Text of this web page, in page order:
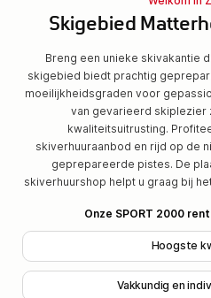
Skigebied
Breng een unieke skivakantie
skigebied biedt prachtig
moeilijkheidsgraden voor
van gevarieerd skiplezier
kwaliteitsuitrusting.
skiverhuuraanbod en rijd op de
geprepareerde pistes. De
skiverhuurshop helpt u graag bij
Onze SPORT 2000
Hoogste
Vakkundig en